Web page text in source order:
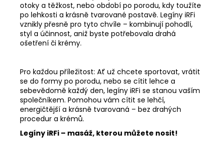
otoky a těžkost, nebo období po porodu, kdy toužíte
po lehkosti a krásně tvarované postavě. Legíny iRFi
vznikly přesně pro tyto chvíle – kombinují pohodlí,
styl a účinnost, aniž byste potřebovala drahá
ošetření či krémy.
Pro každou příležitost: Ať už chcete sportovat, vrátit
se do formy po porodu, nebo se cítit lehce a
sebevědomě každý den, legíny iRFi se stanou vaším
společníkem. Pomohou vám cítit se lehčí,
energičtější a krásně tvarovaná – bez drahých
procedur a krémů.
Legíny iRFi – masáž, kterou můžete nosit!